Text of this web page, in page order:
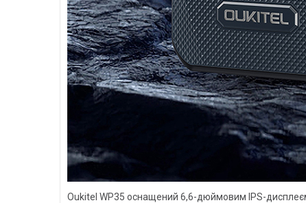
Oukitel WP35 оснащений 6,6-дюймовим IPS-